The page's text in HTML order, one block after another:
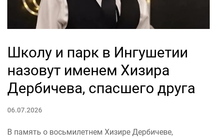
Школу и парк в Ингушетии
назовут именем Хизира
Дербичева, спасшего друга
06.07.2026
В память о восьмилетнем Хизире Дербичеве,